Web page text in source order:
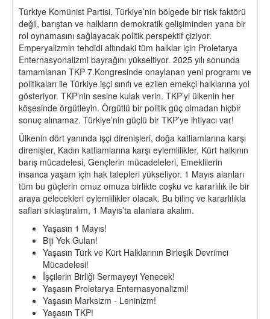
Türkiye Komünist Partisi, Türkiye’nin bölgede bir risk faktörü
değil, barıştan ve halkların demokratik gelişiminden yana bir
rol oynamasını sağlayacak politik perspektif çiziyor.
Emperyalizmin tehdidi altındaki tüm halklar için Proletarya
Enternasyonalizmi bayrağını yükseltiyor. 2025 yılı sonunda
tamamlanan TKP 7.Kongresinde onaylanan yeni programı ve
politikaları ile Türkiye işçi sınıfı ve ezilen emekçi halklarına yol
gösteriyor. TKP’nin sesine kulak verin. TKP’yi ülkenin her
köşesinde örgütleyin. Örgütlü bir politik güç olmadan hiçbir
sonuç alınamaz. Türkiye’nin güçlü bir TKP’ye ihtiyacı var!
Ülkenin dört yanında işçi direnişleri, doğa katliamlarına karşı
direnişler, Kadın katliamlarına karşı eylemlilikler, Kürt halkının
barış mücadelesi, Gençlerin mücadeleleri, Emeklilerin
insanca yaşam için hak talepleri yükseliyor. 1 Mayıs alanları
tüm bu güçlerin omuz omuza birlikte coşku ve kararlılık ile bir
araya gelecekleri eylemlilikler olacak. Bu bilinç ve kararlılıkla
safları sıklaştıralım, 1 Mayıs’ta alanlara akalım.
Yaşasın 1 Mayıs!
Biji Yek Gulan!
Yaşasın Türk ve Kürt Halklarının Birleşik Devrimci
Mücadelesi!
İşçilerin Birliği Sermayeyi Yenecek!
Yaşasın Proletarya Enternasyonalizmi!
Yaşasın Marksizm - Leninizm!
Yaşasın TKP!